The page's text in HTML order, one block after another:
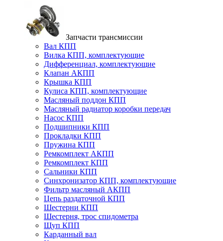
Запчасти трансмиссии
Вал КПП
Вилка КПП, комплектующие
Дифференциал, комплектующие
Клапан АКПП
Крышка КПП
Кулиса КПП, комплектующие
Масляный поддон КПП
Масляный радиатор коробки передач
Насос КПП
Подшипники КПП
Прокладки КПП
Пружина КПП
Ремкомплект АКПП
Ремкомплект КПП
Сальники КПП
Синхронизатор КПП, комплектующие
Фильтр масляный АКПП
Цепь раздаточной КПП
Шестерни КПП
Шестерня, трос спидометра
Щуп КПП
Карданный вал